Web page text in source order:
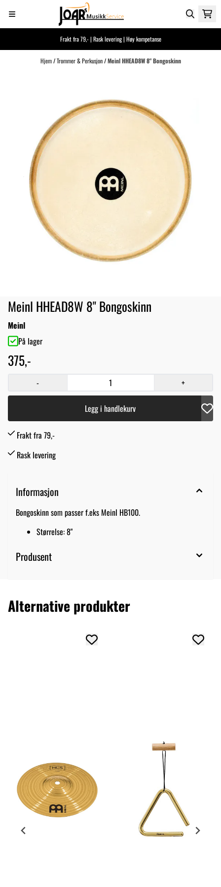
Hopp til innhold
Frakt fra 79,- | Rask levering | Høy kompetanse
Hjem/Trommer & Perkusjon/Meinl HHEAD8W 8" Bongoskinn
Meinl HHEAD8W 8" Bongoskinn
Meinl
På lager
375,-
- +
Legg i handlekurv
Frakt fra 79,-
Rask levering
Informasjon
Bongoskinn som passer f.eks Meinl HB100.
Størrelse: 8"
Produsent
Alternative produkter